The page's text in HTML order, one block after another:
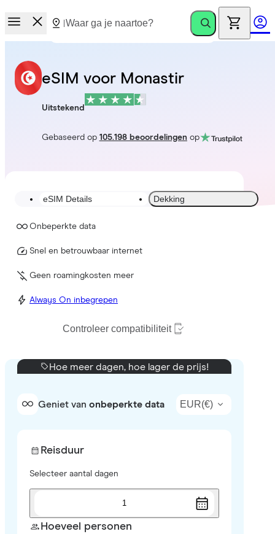
eSIM voor Monastir
Uitstekend
Gebaseerd op 105.198 beoordelingen op
eSIM Details Dekking
Onbeperkte data
Snel en betrouwbaar internet
Geen roamingkosten meer
Always On inbegrepen
Controleer compatibiliteit
Hoe meer dagen, hoe lager de prijs!
Geniet van onbeperkte data EUR(€)
Reisduur
Selecteer aantal dagen
1
Hoeveel personen